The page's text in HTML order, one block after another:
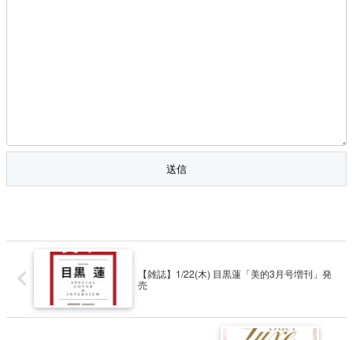
【雑誌】1/22(木) 目黒蓮「美的3月号増刊」発
売